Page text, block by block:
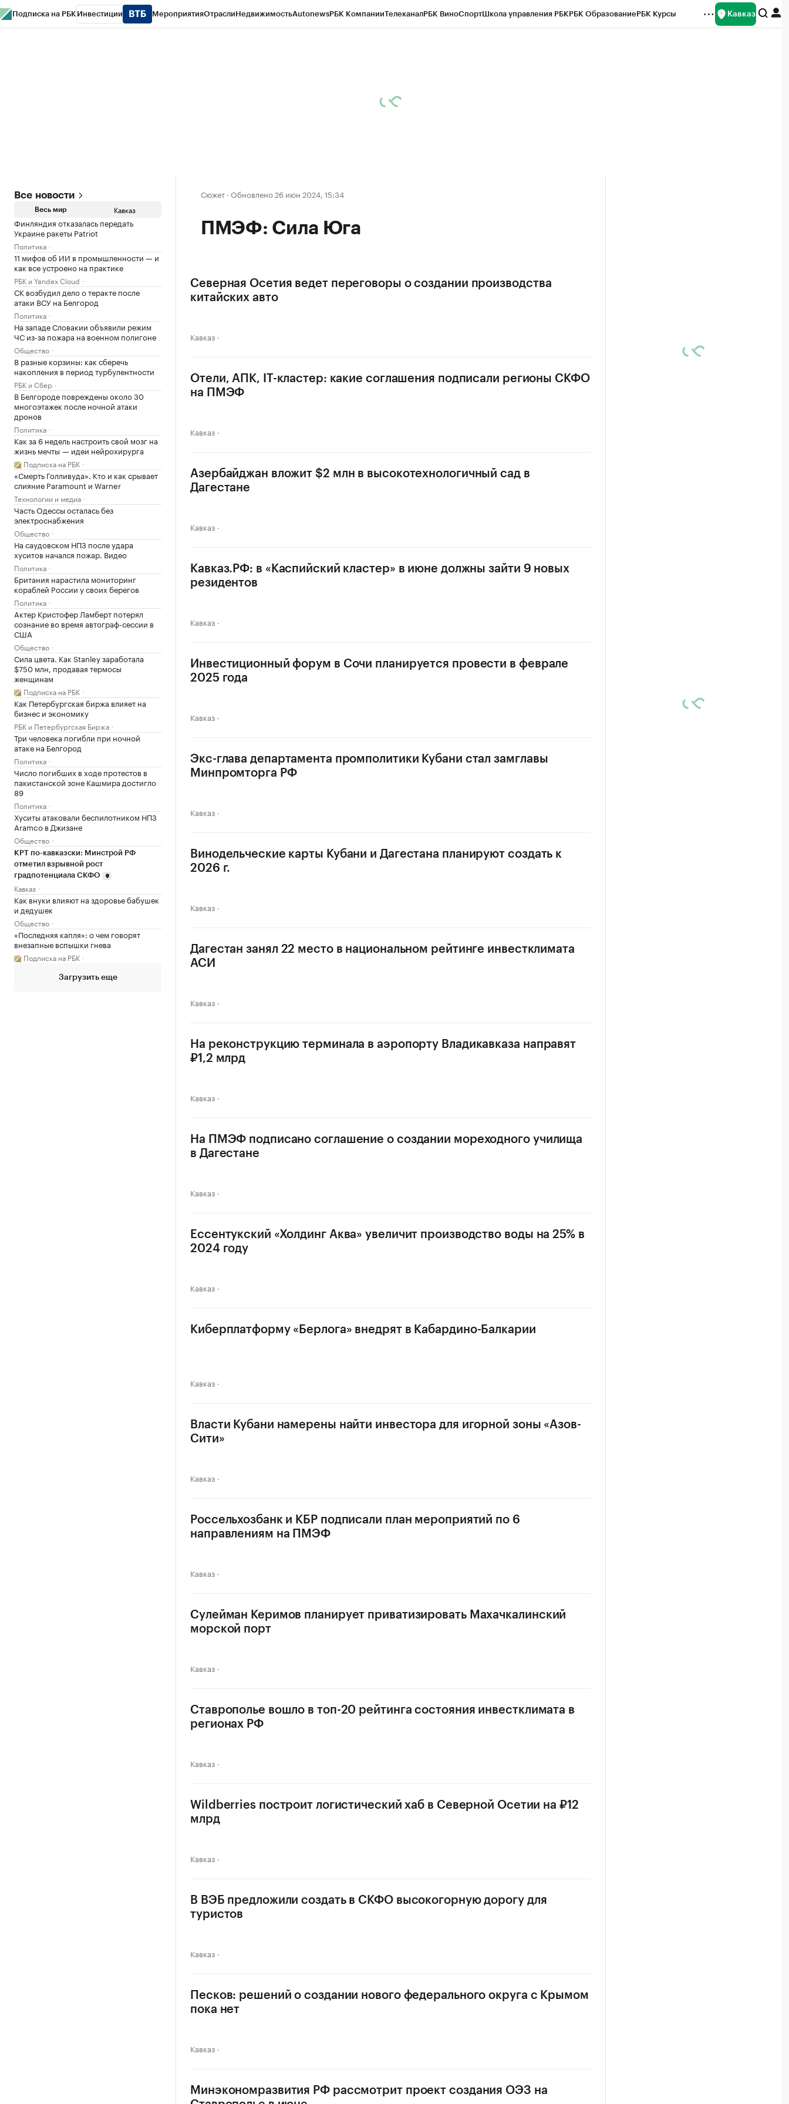
Подписка на РБК Инвестиции МероприятияОтраслиНедвижимостьAutonewsРБК КомпанииТелеканалРБК ВиноСпортШкола управления РБКРБК ОбразованиеРБК Курсы Кавказ
Все новости
Весь мир Кавказ
Финляндия отказалась передать
Украине ракеты Patriot
Политика
11 мифов об ИИ в промышленности — и
как все устроено на практике
РБК и Yandex Cloud
СК возбудил дело о теракте после
атаки ВСУ на Белгород
Политика
На западе Словакии объявили режим
ЧС из-за пожара на военном полигоне
Общество
В разные корзины: как сберечь
накопления в период турбулентности
РБК и Сбер
В Белгороде повреждены около 30
многоэтажек после ночной атаки
дронов
Политика
Как за 6 недель настроить свой мозг на
жизнь мечты — идеи нейрохирурга
Подписка на РБК
«Смерть Голливуда». Кто и как срывает
слияние Paramount и Warner
Технологии и медиа
Часть Одессы осталась без
электроснабжения
Общество
На саудовском НПЗ после удара
хуситов начался пожар. Видео
Политика
Британия нарастила мониторинг
кораблей России у своих берегов
Политика
Актер Кристофер Ламберт потерял
сознание во время автограф-сессии в
США
Общество
Сила цвета. Как Stanley заработала
$750 млн, продавая термосы
женщинам
Подписка на РБК
Как Петербургская биржа влияет на
бизнес и экономику
РБК и Петербургская Биржа
Три человека погибли при ночной
атаке на Белгород
Политика
Число погибших в ходе протестов в
пакистанской зоне Кашмира достигло
89
Политика
Хуситы атаковали беспилотником НПЗ
Aramco в Джизане
Общество
КРТ по-кавказски: Минстрой РФ
отметил взрывной рост
градпотенциала СКФО
Кавказ
Как внуки влияют на здоровье бабушек
и дедушек
Общество
«Последняя капля»: о чем говорят
внезапные вспышки гнева
Подписка на РБК
Загрузить еще
Сюжет · Обновлено 26 июн 2024, 15:34
ПМЭФ: Сила Юга
Северная Осетия ведет переговоры о создании производства
китайских авто
Кавказ
Отели, АПК, IT-кластер: какие соглашения подписали регионы СКФО
на ПМЭФ
Кавказ
Азербайджан вложит $2 млн в высокотехнологичный сад в
Дагестане
Кавказ
Кавказ.РФ: в «Каспийский кластер» в июне должны зайти 9 новых
резидентов
Кавказ
Инвестиционный форум в Сочи планируется провести в феврале
2025 года
Кавказ
Экс-глава департамента промполитики Кубани стал замглавы
Минпромторга РФ
Кавказ
Винодельческие карты Кубани и Дагестана планируют создать к
2026 г.
Кавказ
Дагестан занял 22 место в национальном рейтинге инвестклимата
АСИ
Кавказ
На реконструкцию терминала в аэропорту Владикавказа направят
₽1,2 млрд
Кавказ
На ПМЭФ подписано соглашение о создании мореходного училища
в Дагестане
Кавказ
Ессентукский «Холдинг Аква» увеличит производство воды на 25% в
2024 году
Кавказ
Киберплатформу «Берлога» внедрят в Кабардино-Балкарии
Кавказ
Власти Кубани намерены найти инвестора для игорной зоны «Азов-
Сити»
Кавказ
Россельхозбанк и КБР подписали план мероприятий по 6
направлениям на ПМЭФ
Кавказ
Сулейман Керимов планирует приватизировать Махачкалинский
морской порт
Кавказ
Ставрополье вошло в топ-20 рейтинга состояния инвестклимата в
регионах РФ
Кавказ
Wildberries построит логистический хаб в Северной Осетии на ₽12
млрд
Кавказ
В ВЭБ предложили создать в СКФО высокогорную дорогу для
туристов
Кавказ
Песков: решений о создании нового федерального округа с Крымом
пока нет
Кавказ
Минэкономразвития РФ рассмотрит проект создания ОЭЗ на